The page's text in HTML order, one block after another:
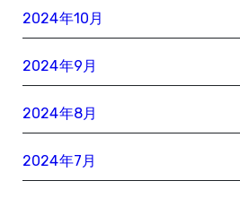
2024年10月
2024年9月
2024年8月
2024年7月